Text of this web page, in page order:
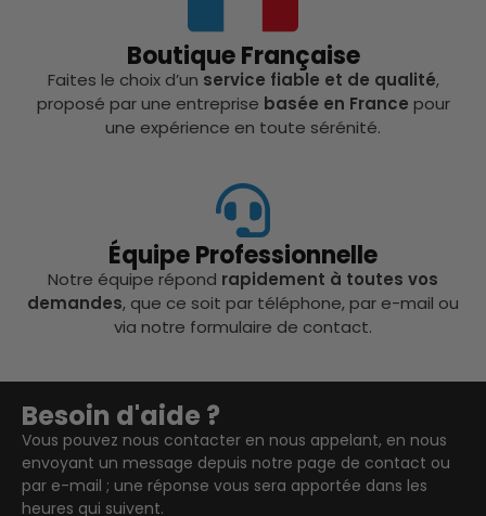
Boutique Française
Faites le choix d’un service fiable et de qualité,
proposé par une entreprise basée en France pour
une expérience en toute sérénité.
Équipe Professionnelle
Notre équipe répond rapidement à toutes vos
demandes, que ce soit par téléphone, par e-mail ou
via notre formulaire de contact.
Besoin d'aide ?
Vous pouvez nous contacter en nous appelant, en nous
envoyant un message depuis notre page de contact ou
par e-mail ; une réponse vous sera apportée dans les
heures qui suivent.